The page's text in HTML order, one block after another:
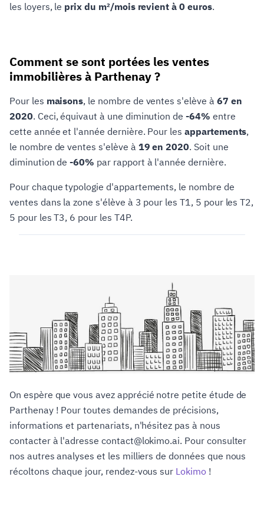
les loyers, le prix du m²/mois revient à 0 euros.
Comment se sont portées les ventes
immobilières à Parthenay ?
Pour les maisons, le nombre de ventes s'elève à 67 en
2020. Ceci, équivaut à une diminution de-64% entre
cette année et l'année dernière. Pour les appartements,
le nombre de ventes s'elève à 19 en 2020. Soit une
diminution de-60% par rapport à l'année dernière.
Pour chaque typologie d'appartements, le nombre de
ventes dans la zone s'élève à 3 pour les T1, 5 pour les T2,
5 pour les T3, 6 pour les T4P.
On espère que vous avez apprécié notre petite étude de
Parthenay ! Pour toutes demandes de précisions,
informations et partenariats, n'hésitez pas à nous
contacter à l'adresse contact@lokimo.ai. Pour consulter
nos autres analyses et les milliers de données que nous
récoltons chaque jour, rendez-vous sur Lokimo!